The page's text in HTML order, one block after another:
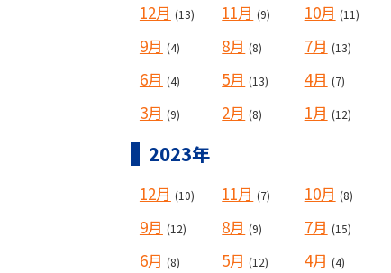
12月 (13) 11月 (9) 10月 (11)
9月 (4) 8月 (8) 7月 (13)
6月 (4) 5月 (13) 4月 (7)
3月 (9) 2月 (8) 1月 (12)
2023年
12月 (10) 11月 (7) 10月 (8)
9月 (12) 8月 (9) 7月 (15)
6月 (8) 5月 (12) 4月 (4)